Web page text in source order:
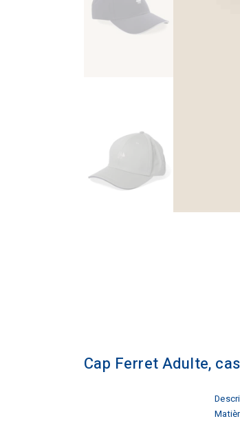
Cap Ferret Adulte,